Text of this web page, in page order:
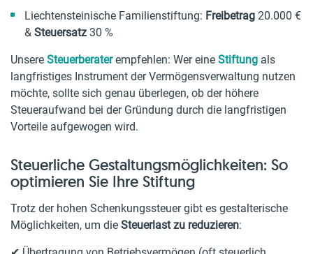
Liechtensteinische Familienstiftung: Freibetrag 20.000 €
& Steuersatz 30 %
Unsere Steuerberaterempfehlen: Wer eine Stiftung als
langfristiges Instrument der Vermögensverwaltung nutzen
möchte, sollte sich genau überlegen, ob der höhere
Steueraufwand bei der Gründung durch die langfristigen
Vorteile aufgewogen wird.
Steuerliche Gestaltungsmöglichkeiten: So
optimieren Sie Ihre Stiftung
Trotz der hohen Schenkungssteuer gibt es gestalterische
Möglichkeiten, um die Steuerlast zu reduzieren: